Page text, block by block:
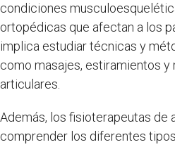
condiciones
ortopédicas que afectan a los
implica estudiar técnicas y
como masajes, estiramientos y
articulares.
Además, los fisioterapeutas de
comprender los diferentes